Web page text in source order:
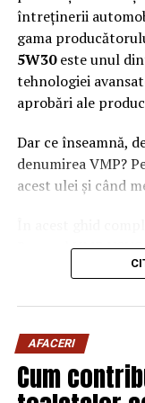
întreținerii
gama
5W30este unul
tehnologiei
aprobări ale
Dar ce înseamnă,
denumirea VMP?
acest ulei și când
Ravenol VMP
considerat unul
Ravenol este un
fondat în anul
AFACERI
Cum